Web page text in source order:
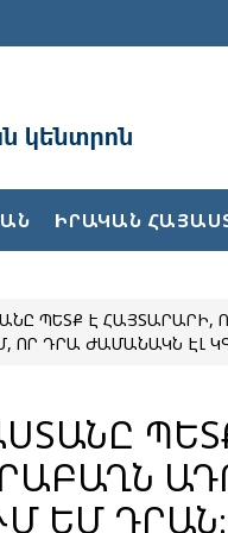
ԻՐԱԿԱՆ
ՈՐ ԴՐԱ ԺԱՄԱՆԱԿՆ ԷԼ
ԵՄ